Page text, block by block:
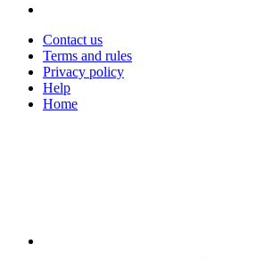
Contact us
Terms and rules
Privacy policy
Help
Home